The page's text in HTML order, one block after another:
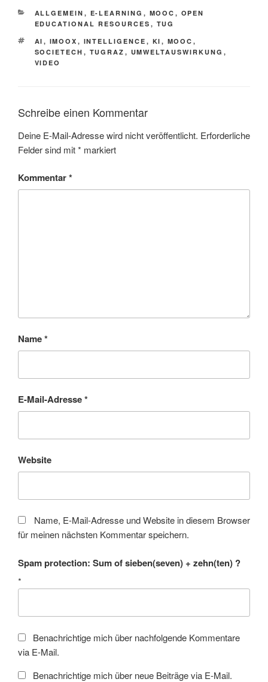
KATEGORIEN
ALLGEMEIN , E-LEARNING , MOOC , OPEN
EDUCATIONAL RESOURCES , TUG
SCHLAGWÖRTER
AI , IMOOX , INTELLIGENCE , KI , MOOC ,
SOCIETECH , TUGRAZ , UMWELTAUSWIRKUNG ,
VIDEO
Schreibe einen Kommentar
Deine E-Mail-Adresse wird nicht veröffentlicht. Erforderliche
Felder sind mit* markiert
Kommentar*
Name*
E-Mail-Adresse*
Website
Name, E-Mail-Adresse und Website in diesem Browser
für meinen nächsten Kommentar speichern.
Spam protection: Sum of sieben(seven) + zehn(ten) ?
*
Benachrichtige mich über nachfolgende Kommentare
via E-Mail.
Benachrichtige mich über neue Beiträge via E-Mail.